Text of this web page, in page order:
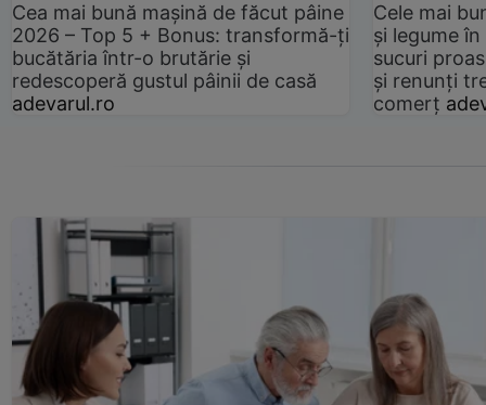
Cea mai bună mașină de făcut pâine
2026 – Top 5 + Bonus: transformă-ți
bucătăria într-o brutărie și
redescoperă gustul pâinii de casă
adevarul.ro
Cele mai
și legume
sucuri
și renunți
comerț